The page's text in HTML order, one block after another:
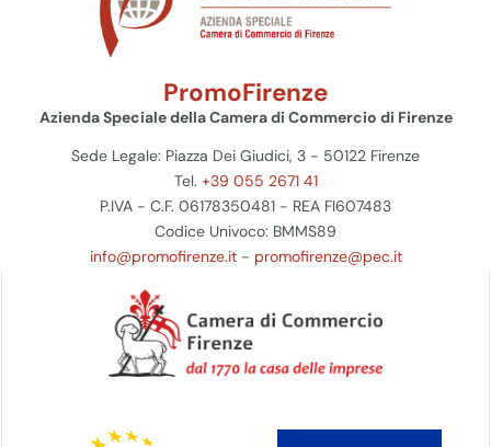
PromoFirenze
Azienda Speciale della Camera di Commercio di Firenze
Sede Legale: Piazza Dei Giudici, 3 - 50122 Firenze
Tel. +39 055 2671 41
P.IVA - C.F. 06178350481 - REA FI607483
Codice Univoco: BMMS89
info@promofirenze.it- promofirenze@pec.it